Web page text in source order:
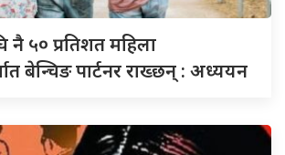
नै ५० प्रतिशत महिला
बेन्चिङ पार्टनर राख्छन् : अध्ययन